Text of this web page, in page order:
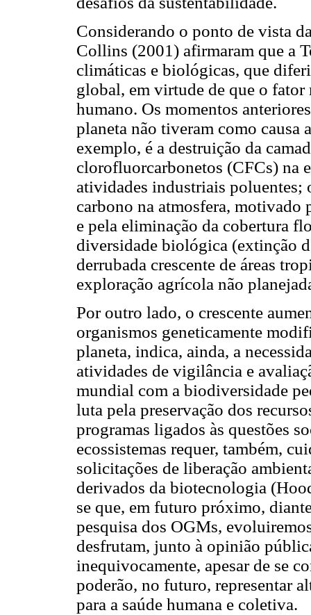
Considerando o ponto de vista
Collins (2001) afirmaram que a
climáticas e biológicas, que
global, em virtude de que o fator
humano. Os momentos
planeta não tiveram como causa
exemplo, é a destruição da
clorofluorcarbonetos (CFCs) na
atividades industriais poluentes;
carbono na atmosfera, motivado
e pela eliminação da cobertura
diversidade biológica (extinção
derrubada crescente de áreas
exploração agrícola não
Por outro lado, o crescente
organismos geneticamente
planeta, indica, ainda, a
atividades de vigilância e
mundial com a biodiversidade
luta pela preservação dos
programas ligados às questões
ecossistemas requer, também,
solicitações de liberação
derivados da biotecnologia
se que, em futuro próximo,
pesquisa dos OGMs,
desfrutam, junto à opinião
inequivocamente, apesar de se
poderão, no futuro, representar
para a saúde humana e coletiva.